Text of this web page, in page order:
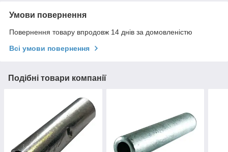
Умови повернення
Повернення товару впродовж 14 днів за домовленістю
Всі умови повернення
Подібні товари компанії